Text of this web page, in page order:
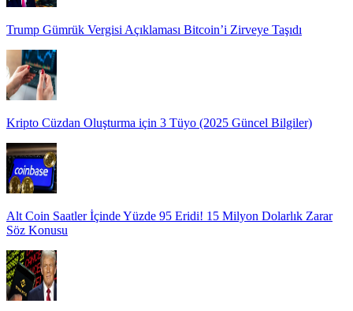
Trump Gümrük Vergisi Açıklaması Bitcoin’i Zirveye Taşıdı
Kripto Cüzdan Oluşturma için 3 Tüyo (2025 Güncel Bilgiler)
Alt Coin Saatler İçinde Yüzde 95 Eridi! 15 Milyon Dolarlık Zarar
Söz Konusu